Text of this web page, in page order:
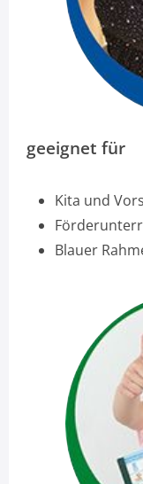
geeignet für
Kita und
Blauer